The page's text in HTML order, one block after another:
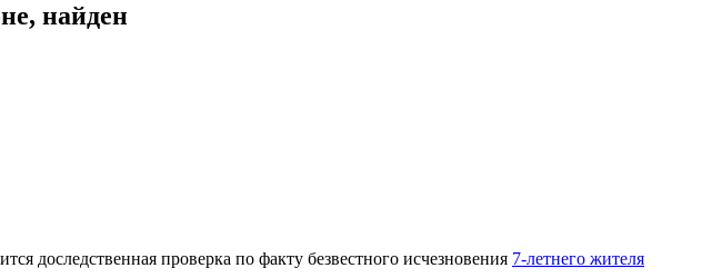
найден
доследственная про­верка по факту безвестного исчезновения 7-летнего жителя